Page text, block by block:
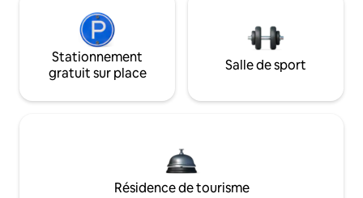
Stationnement
gratuit sur place
Salle de sport
Résidence de tourisme